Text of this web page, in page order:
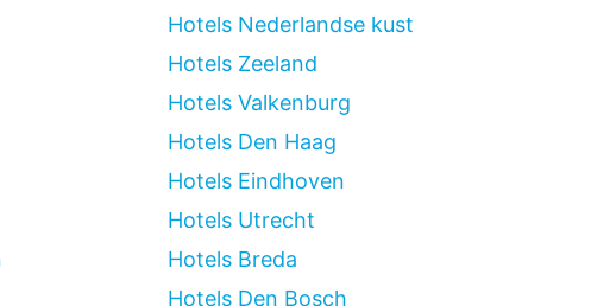
Hotels Nederlandse kust
Hotels Zeeland
Hotels Valkenburg
Hotels Den Haag
Hotels Eindhoven
Hotels Utrecht
Hotels Breda
Hotels Den Bosch